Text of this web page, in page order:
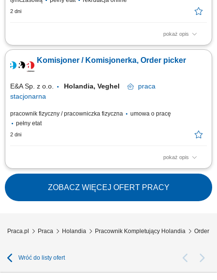
2 dni
pokaż opis
Opis stanowiska: realizacja zamówień klientów w dużym centrum
zamówień, pakowanie i przygotowanie towaru do wysyłki, praca w
różnych strefach temperatur (w tym chłodnia i mroźnia), wykonywanie
Komisjoner / Komisjonerka, Order picker
E&A Sp. z o.o. Holandia, Veghel
praca
stacjonarna
pracownik fizyczny / pracowniczka fizyczna
umowa o pracę
pełny etat
2 dni
pokaż opis
Zakres obowiązków: Zbieranie zamówień, Skanowanie produktów –
korzystanie z ręcznego skanera, Kontrola jakości – pod kątem
ewentualnych uszkodzeń i zgodności z zamówieniem. Wymagania:
komunikatywna znajomość języka angielskiego/holenderskiego, prawo
jazdy będzie dodatkowym atutem;
ZOBACZ WIĘCEJ OFERT PRACY
Praca.pl Praca Holandia Pracownik Kompletujący Holandia Order
Wróć do listy ofert